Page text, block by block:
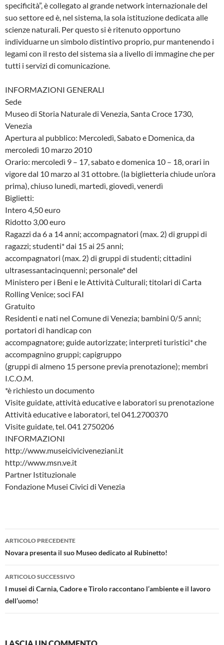
specificità”, è collegato al grande network internazionale del
suo settore ed è, nel sistema, la sola istituzione dedicata alle
scienze naturali. Per questo si è ritenuto opportuno
individuarne un simbolo distintivo proprio, pur mantenendo i
legami con il resto del sistema sia a livello di immagine che per
tutti i servizi di comunicazione.
INFORMAZIONI GENERALI
Sede
Museo di Storia Naturale di Venezia, Santa Croce 1730,
Venezia
Apertura al pubblico: Mercoledì, Sabato e Domenica, da
mercoledì 10 marzo 2010
Orario: mercoledì 9 – 17, sabato e domenica 10 – 18, orari in
vigore dal 10 marzo al 31 ottobre. (la biglietteria chiude un’ora
prima), chiuso lunedì, martedì, giovedì, venerdì
Biglietti:
Intero 4,50 euro
Ridotto 3,00 euro
Ragazzi da 6 a 14 anni; accompagnatori (max. 2) di gruppi di
ragazzi; studenti* dai 15 ai 25 anni;
accompagnatori (max. 2) di gruppi di studenti; cittadini
ultrasessantacinquenni; personale* del
Ministero per i Beni e le Attività Culturali; titolari di Carta
Rolling Venice; soci FAI
Gratuito
Residenti e nati nel Comune di Venezia; bambini 0/5 anni;
portatori di handicap con
accompagnatore; guide autorizzate; interpreti turistici* che
accompagnino gruppi; capigruppo
(gruppi di almeno 15 persone previa prenotazione); membri
I.C.O.M.
*è richiesto un documento
Visite guidate, attività educative e laboratori su prenotazione
Attività educative e laboratori, tel 041.2700370
Visite guidate, tel. 041 2750206
INFORMAZIONI
http://www.museiciviciveneziani.it
http://www.msn.ve.it
Partner Istituzionale
Fondazione Musei Civici di Venezia
Navigazione
articolo
ARTICOLO PRECEDENTE
Novara presenta il suo Museo dedicato al Rubinetto!
ARTICOLO SUCCESSIVO
I musei di Carnia, Cadore e Tirolo raccontano l’ambiente e il lavoro
dell’uomo!